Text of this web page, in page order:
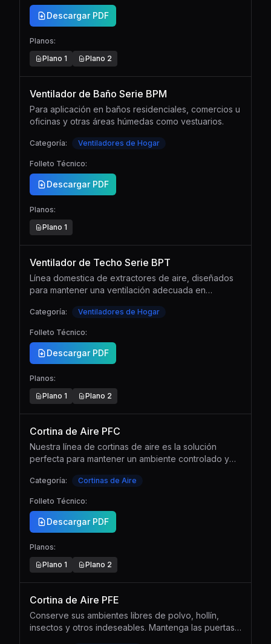
Descargar PDF
Planos:
Plano 1 Plano 2
Ventilador de Baño Serie BPM
Para aplicación en baños residenciales, comercios u
oficinas y otras áreas húmedas como vestuarios.
Categoría: Ventiladores de Hogar
Folleto Técnico:
Descargar PDF
Planos:
Plano 1
Ventilador de Techo Serie BPT
Línea domestica de extractores de aire, diseñados
para mantener una ventilación adecuada en
instalación de techo.
Categoría: Ventiladores de Hogar
Folleto Técnico:
Descargar PDF
Planos:
Plano 1 Plano 2
Cortina de Aire PFC
Nuestra línea de cortinas de aire es la solución
perfecta para mantener un ambiente controlado y
espacio limipio y eficiente.
Categoría: Cortinas de Aire
Folleto Técnico:
Descargar PDF
Planos:
Plano 1 Plano 2
Cortina de Aire PFE
Conserve sus ambientes libres de polvo, hollín,
insectos y otros indeseables. Mantenga las puertas